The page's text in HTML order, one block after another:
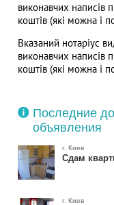
виконавчих написів
коштів (які можна і
Вказаний нотаріус
виконавчих написів
коштів (які можна і
Последние
объявления
г. Киев
Сдам
г. Киев